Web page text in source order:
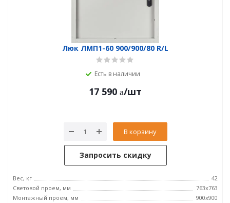
Люк ЛМП1-60 900/900/80 R/L
Есть в наличии
17 590 /шт
В корзину
Запросить скидку
Вес, кг
42
Световой проем, мм
763x763
Монтажный проем, мм
900x900